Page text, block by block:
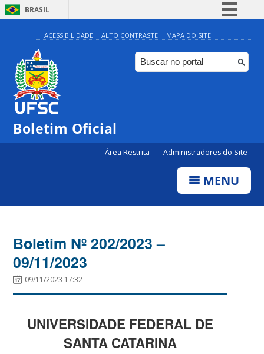
BRASIL
Simplifique!
Comunica BR
Participe
ACESSIBILIDADE ALTO CONTRASTE MAPA DO SITE
Boletim Oficial
Área Restrita Administradores do Site
MENU
Boletim Nº 202/2023 –
09/11/2023
09/11/2023 17:32
UNIVERSIDADE FEDERAL DE
SANTA CATARINA